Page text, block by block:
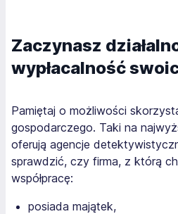
Zaczynasz
wypłacalność
Pamiętaj o możliwości
gospodarczego. Taki na
oferują agencje
sprawdzić, czy firma, z którą
współpracę:
posiada majątek,